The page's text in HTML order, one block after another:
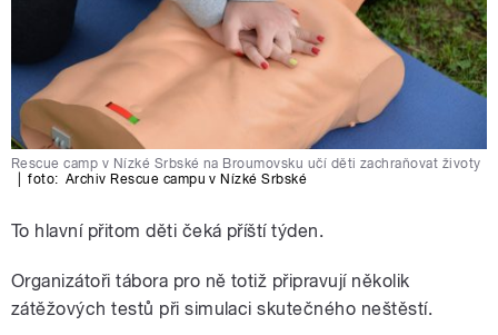
Rescue camp v Nízké Srbské na Broumovsku učí děti zachraňovat životy
foto: Archiv Rescue campu v Nízké Srbské
To hlavní přitom děti čeká příští týden.
Organizátoři tábora pro ně totiž připravují několik
zátěžových testů při simulaci skutečného neštěstí.